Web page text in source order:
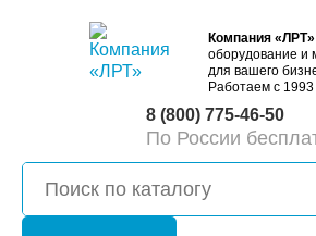
Компания «ЛРТ»
оборудование и
для вашего
Работаем с 1993
8 (800) 775-46-50
По России